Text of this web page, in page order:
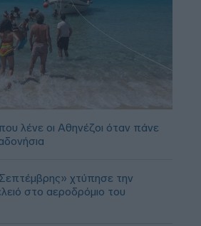
λένε οι Αθηνέζοι όταν πάνε
χτύπησε την
στο αεροδρόμιο του